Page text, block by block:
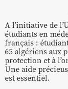
A l’initiative de
étudiants en
français :
65 algériens aux
protection et à
Une aide
est essentiel.